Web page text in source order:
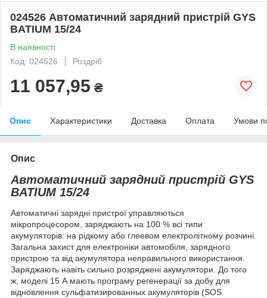
024526 Автоматичний зарядний пристрій GYS
BATIUM 15/24
В наявності
Код: 024526
Роздріб
11 057,95 ₴
Опис Характеристики Доставка Оплата Умови
Опис
Автоматичний зарядний пристрій GYS
BATIUM 15/24
Автоматичні зарядні пристрої управляються
мікропроцесором, заряджають на 100 % всі типи
акумуляторів: на рідкому або глеевом електролітному розчині.
Загальна захист для електроніки автомобіля, зарядного
пристрою та від акумулятора неправильного використання.
Заряджають навіть сильно розряджені акумулятори. До того
ж, моделі 15 А мають програму регенерації за добу для
відновлення сульфатизированных акумуляторів (SOS